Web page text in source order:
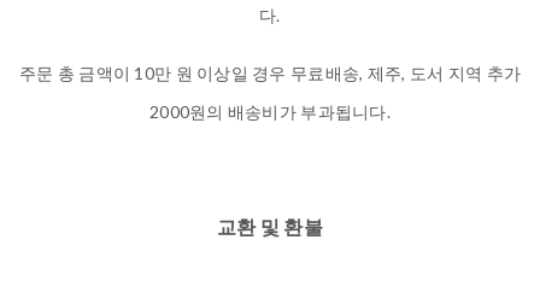
다.
주문 총 금액이 10만 원 이상일 경우 무료배송, 제주, 도서 지역 추가
2000원의 배송비가 부과됩니다.
교환 및 환불